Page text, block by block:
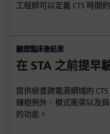
工程師可以定義 CTS 時間
驗證臨床後結果
在 STA 之前提早
提供檢查跨電源網域的
鐘樹例外、模式衝突以及與
的功能。